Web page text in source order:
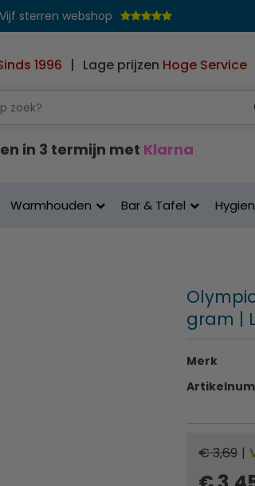
Vijf sterren webshop
1996 | Lage prijzen Hoge Service
in 3 termijn met Klarna
Warmhouden Bar & Tafel
gram |
Merk
€ 3,69 |